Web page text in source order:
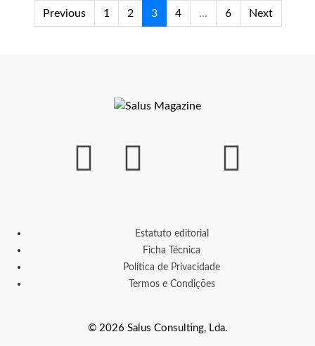
Previous 1 2 3 4 ... 6 Next
Estatuto editorial
Ficha Técnica
Política de Privacidade
Termos e Condições
© 2026 Salus Consulting, Lda.